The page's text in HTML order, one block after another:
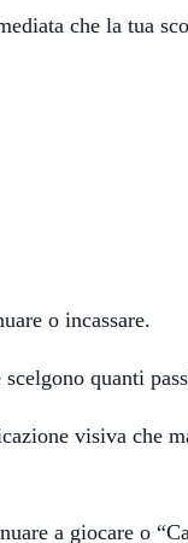
che la tua
o incassare.
quanti
visiva che
a giocare o